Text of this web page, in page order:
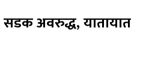
सडक अवरुद्ध, यातायात